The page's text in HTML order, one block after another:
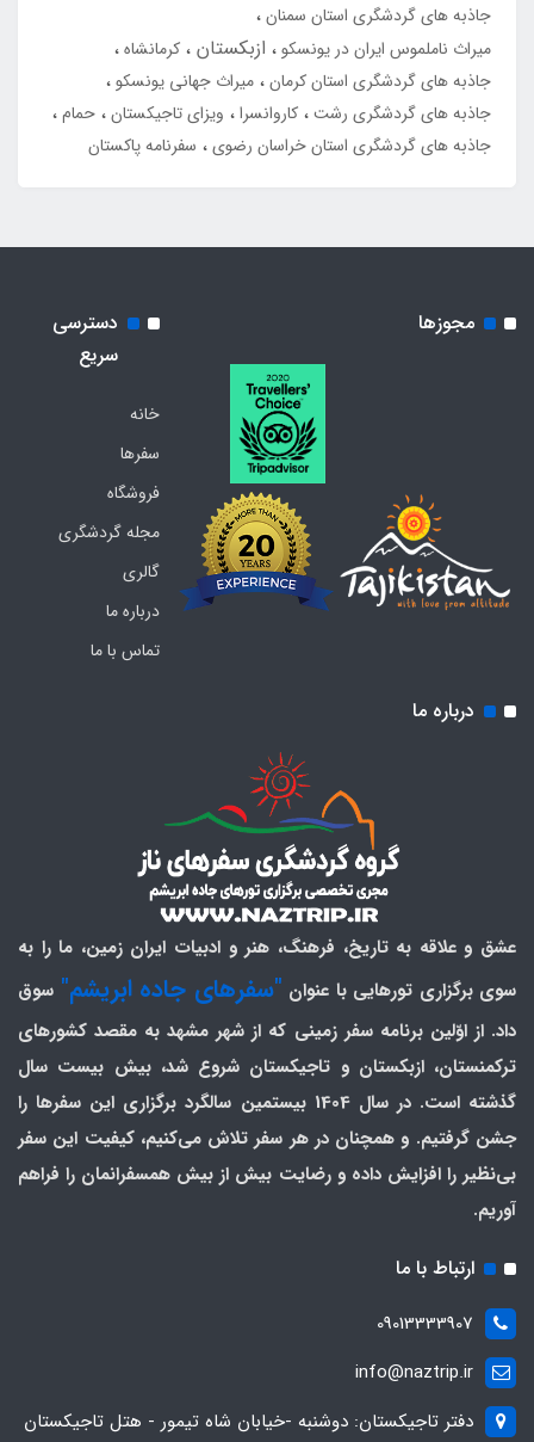
جاذبه های گردشگری استان سمنان
میراث ناملموس ایران در یونسکو
ازبکستان
کرمانشاه
جاذبه های گردشگری استان کرمان میراث جهانی یونسکو
جاذبه های گردشگری رشت کاروانسرا ویزای تاجیکستان حمام
جاذبه های گردشگری استان خراسان رضوی
سفرنامه پاکستان
مجوزها
دسترسی
سریع
خانه
سفرها
فروشگاه
مجله گردشگری
گالری
درباره ما
تماس با ما
درباره ما
عشق و علاقه به تاریخ، فرهنگ، هنر و ادبیات ایران زمین، ما را به
سوی برگزاری تورهایی با عنوان "سفرهای جاده ابریشم" سوق
داد. از اوّلین برنامه سفر زمینی که از شهر مشهد به مقصد کشورهای
ترکمنستان، ازبکستان و تاجیکستان شروع شد، بیش بیست سال
گذشته است. در سال 1404 بیستمین سالگرد برگزاری این سفرها را
جشن گرفتیم. و همچنان در هر سفر تلاش می‌کنیم، کیفیت این سفر
بی‌نظیر را افزایش داده و رضایت بیش از بیش همسفرانمان را فراهم
آوریم.
ارتباط با ما
09013333907
info@naztrip.ir
دفتر تاجیکستان: دوشنبه -خیابان شاه تیمور - هتل تاجیکستان